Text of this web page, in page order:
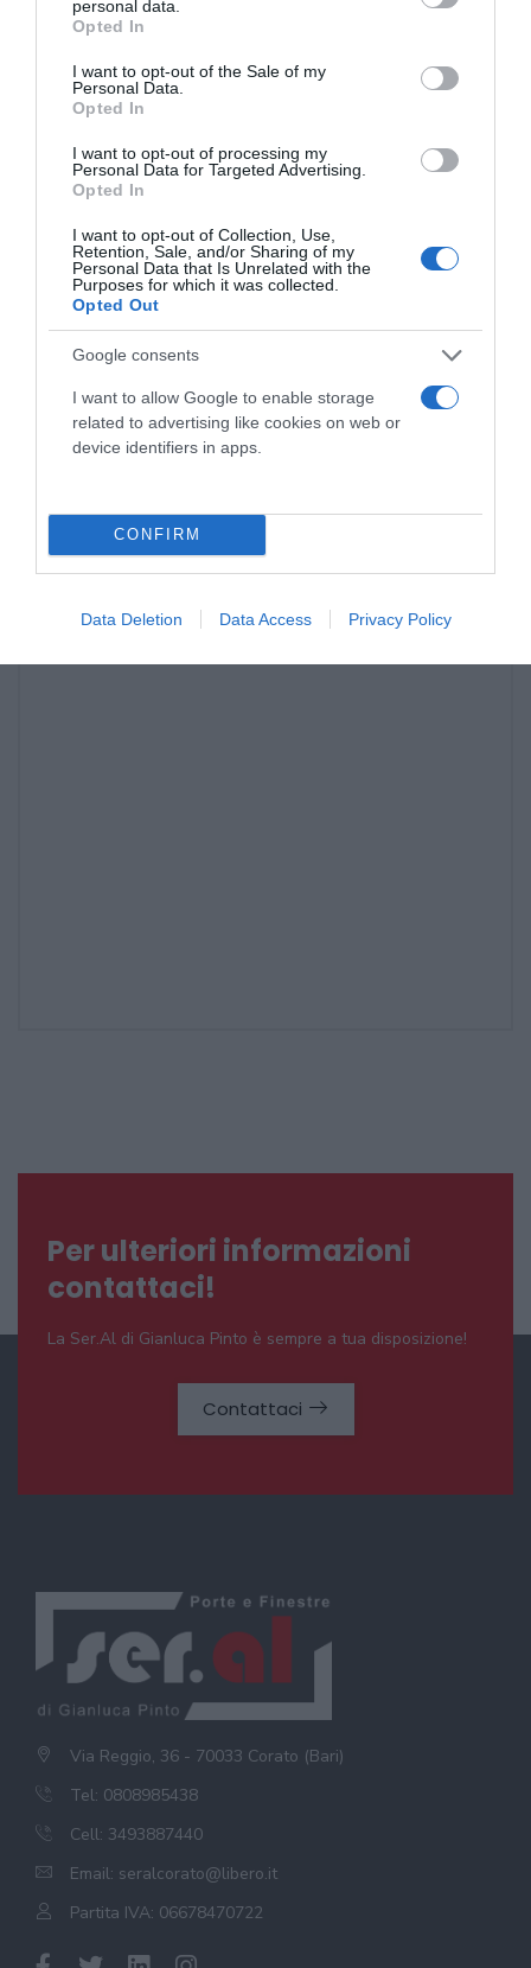
grant or deny consent to Google and its third-party tags to
use your data for below specified purposes in below Google
consent section.
personal data.
Opted In
I want to opt-out of the Sale of my
Personal Data.
Opted In
I want to opt-out of processing my
Personal Data for Targeted Advertising.
Opted In
I want to opt-out of Collection, Use,
Retention, Sale, and/or Sharing of my
Personal Data that Is Unrelated with the
Purposes for which it was collected.
Opted Out
Google consents
I want to allow Google to enable storage
related to advertising like cookies on web or
device identifiers in apps.
CONFIRM
Data Deletion Data Access Privacy Policy
Social
Per ulteriori informazioni
contattaci!
La Ser.Al di Gianluca Pinto è sempre a tua disposizione!
Contattaci
Via Reggio, 36 - 70033 Corato (Bari)
Tel: 0808985438
Cell: 3493887440
Email: seralcorato@libero.it
Partita IVA: 06678470722